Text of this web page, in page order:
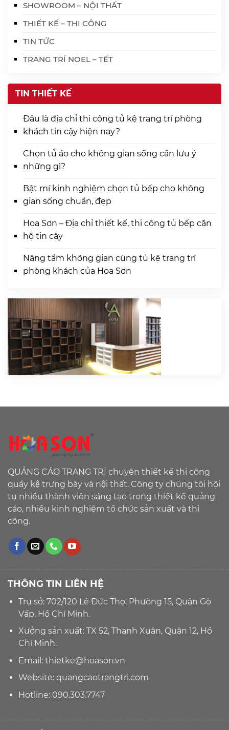
SHOWROOM – NỘI THẤT
THIẾT KẾ – THI CÔNG
TIN TỨC
TRANG TRÍ NOEL – TẾT
TIN THIẾT KẾ
Đâu là địa chỉ thi công tủ kệ trang trí phòng
khách tin cậy hiện nay?
Chọn tủ áo cho không gian sống cần lưu ý
những gì?
Bật mí kinh nghiệm chọn tủ bếp cho không
gian sống chuẩn, đẹp
Hoa Sơn – Địa chỉ thiết kế, thi công tủ bếp căn
hộ tin cậy
Nâng tầm không gian cùng tủ kệ trang trí
phòng khách của Hoa Sơn
QUẢNG CÁO TRANG TRÍ chuyên thiết kế thi công
quầy kệ trưng bày và nội thất. Công ty chúng tôi hội
tụ nhiều thành viên sáng tạo trong thiết kế quảng
cáo, nhiều kinh nghiệm tổ chức sản xuất và thi
công.
THÔNG TIN LIÊN HỆ
Trụ sở: 702/120 Lê Đức Thọ, Phường 15, Quận Gò
Vấp, Hồ Chí Minh.
Xưởng sản xuất: TX 52, Thạnh Xuân, Quận 12, Hồ
Chí Minh.
Email: thietke@hoason.vn
Website:quangcaotrangtri.com
Hotline: 090.303.7747